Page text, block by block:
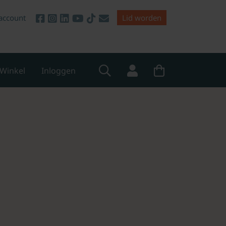
Lid worden
Winkel Inloggen